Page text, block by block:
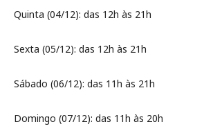
Quinta (04/12): das 12h às 21h
Sexta (05/12): das 12h às 21h
Sábado (06/12): das 11h às 21h
Domingo (07/12): das 11h às 20h